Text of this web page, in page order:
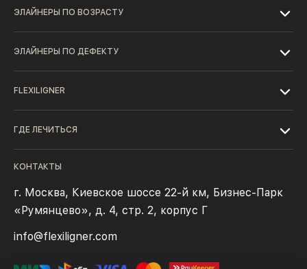
ЭЛАЙНЕРЫ ПО ВОЗРАСТУ
ЭЛАЙНЕРЫ ПО ДЕФЕКТУ
FLEXILIGNER
ГДЕ ЛЕЧИТЬСЯ
КОНТАКТЫ
г. Москва, Киевское шоссе 22-й км, Бизнес-Парк
«Румянцево», д. 4, стр. 2, корпус Г
info@flexiligner.com